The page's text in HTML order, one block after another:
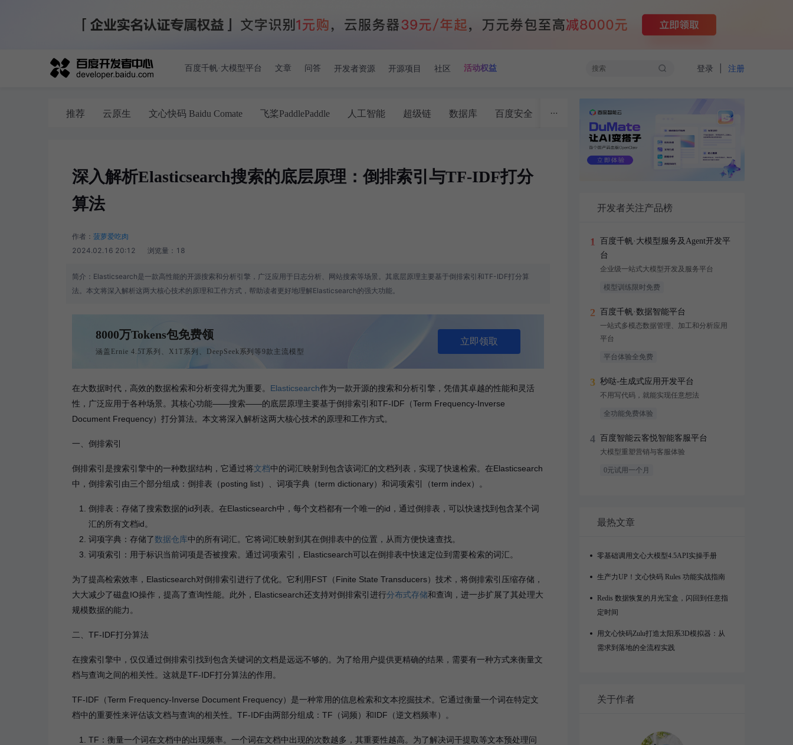
百度千帆·大模型平台 文章 问答 开发者资源 开源项目 社区 活动权益 登录 注册
推荐 云原生 文心快码 Baidu Comate 飞桨PaddlePaddle 人工智能 超级链 数据库 百度安全 物联网 开源技术 大数据
深入解析Elasticsearch搜索的底层原理：倒排索引与TF-IDF打分
算法
作者： 菠萝爱吃肉
2024.02.16 20:12
浏览量： 18
简介： Elasticsearch是一款高性能的开源搜索和分析引擎，广泛应用于日志分析、网站搜索等场景。其底层原理主要基于倒排索引和TF-IDF打分算
法。本文将深入解析这两大核心技术的原理和工作方式，帮助读者更好地理解Elasticsearch的强大功能。
8000万Tokens包免费领
涵盖Ernie 4.5T系列、X1T系列、DeepSeek系列等9款主流模型
立即领取
在大数据时代，高效的数据检索和分析变得尤为重要。 Elasticsearch作为一款开源的搜索和分析引擎，凭借其卓越的性能和灵活
性，广泛应用于各种场景。其核心功能——搜索——的底层原理主要基于倒排索引和TF-IDF（Term Frequency-Inverse
Document Frequency）打分算法。本文将深入解析这两大核心技术的原理和工作方式。
一、倒排索引
倒排索引是搜索引擎中的一种数据结构，它通过将文档中的词汇映射到包含该词汇的文档列表，实现了快速检索。在Elasticsearch
中，倒排索引由三个部分组成：倒排表（posting list）、词项字典（term dictionary）和词项索引（term index）。
倒排表：存储了搜索数据的id列表。在Elasticsearch中，每个文档都有一个唯一的id，通过倒排表，可以快速找到包含某个词
汇的所有文档id。
词项字典：存储了数据仓库中的所有词汇。它将词汇映射到其在倒排表中的位置，从而方便快速查找。
词项索引：用于标识当前词项是否被搜索。通过词项索引，Elasticsearch可以在倒排表中快速定位到需要检索的词汇。
为了提高检索效率，Elasticsearch对倒排索引进行了优化。它利用FST（Finite State Transducers）技术，将倒排索引压缩存储，
大大减少了磁盘IO操作，提高了查询性能。此外，Elasticsearch还支持对倒排索引进行分布式存储和查询，进一步扩展了其处理大
规模数据的能力。
二、TF-IDF打分算法
在搜索引擎中，仅仅通过倒排索引找到包含关键词的文档是远远不够的。为了给用户提供更精确的结果，需要有一种方式来衡量文
档与查询之间的相关性。这就是TF-IDF打分算法的作用。
TF-IDF（Term Frequency-Inverse Document Frequency）是一种常用的信息检索和文本挖掘技术。它通过衡量一个词在特定文
档中的重要性来评估该文档与查询的相关性。TF-IDF由两部分组成：TF（词频）和IDF（逆文档频率）。
TF：衡量一个词在文档中的出现频率。一个词在文档中出现的次数越多，其重要性越高。为了解决词干提取等文本预处理问
开发者关注产品榜
1
百度千帆·大模型服务及Agent开发平
台
企业级一站式大模型开发及服务平台
模型训练限时免费
2 百度千帆·数据智能平台
一站式多模态数据管理、加工和分析应用
平台
平台体验全免费
3 秒哒-生成式应用开发平台
不用写代码，就能实现任意想法
全功能免费体验
4 百度智能云客悦智能客服平台
大模型重塑营销与客服体验
0元试用一个月
最热文章
零基础调用文心大模型4.5API实操手册
生产力UP！文心快码 Rules 功能实战指南
Redis 数据恢复的月光宝盒，闪回到任意指
定时间
用文心快码Zulu打造太阳系3D模拟器：从
需求到落地的全流程实践
关于作者